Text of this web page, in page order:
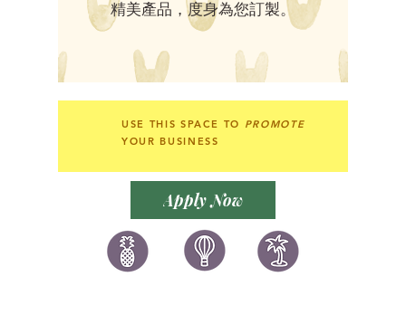
​精美產品，度身為您訂製。
USE THIS SPACE TO PROMOTE
YOUR BUSINESS
Apply Now